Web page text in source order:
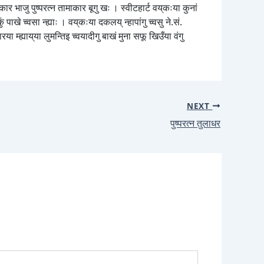
भाजु पुष्परत्न तामाकार बूगु खः । स्वीटहार्ट वय्‌कःया कुनां
पाखे च्वसा न्ह्याः । वय्‌कःया दकलय् न्हापांगु च्वसु ने.सं.
म्ह्याय्‌या लुमन्तिइ च्वयादीगु बाखं मुना सफू खिउँया वंगु
NEXT
पुष्परत्न तुलाधर